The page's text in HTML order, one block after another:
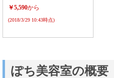
￥5,590から
(2018/3/29 10:43時点)
ぽち美容室の概要